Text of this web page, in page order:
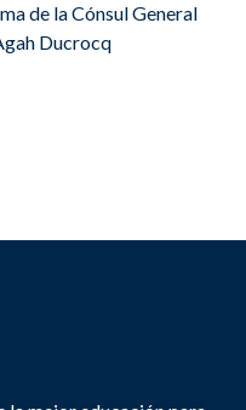
de la Cónsul General
Ducrocq